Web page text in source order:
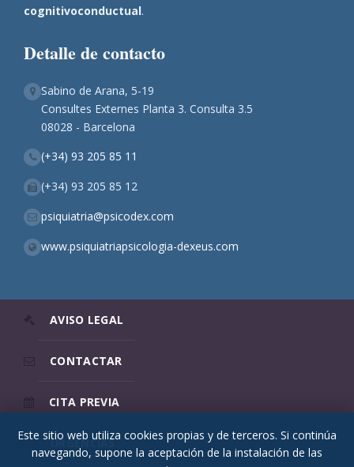
cognitivoconductual.
Detalle de contacto
Sabino de Arana, 5-19
Consultes Externes Planta 3. Consulta 3.5
08028 - Barcelona
(+34) 93 205 85 11
(+34) 93 205 85 12
psiquiatria@psicodex.com
www.psiquiatriapsicologia-dexeus.com
AVISO LEGAL
CONTACTAR
CITA PREVIA
URGENCIAS
Este sitio web utiliza cookies propias y de terceros. Si continúa
navegando, supone la aceptación de la instalación de las